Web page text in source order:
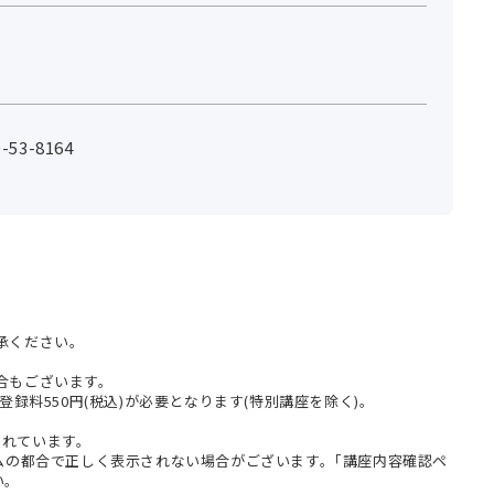
53-8164
ださい。
ございます。
料550円(税込)が必要となります(特別講座を除く)。
ています。
都合で正しく表示されない場合がございます。｢講座内容確認ペ